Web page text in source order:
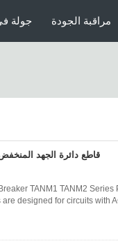
جولة مراقبة الجودة
TANM1 TANM2 Series
designed for circuits with